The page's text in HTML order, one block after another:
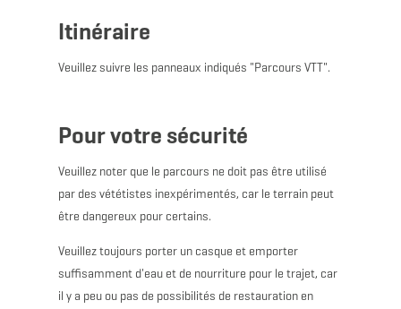
Itinéraire
Veuillez suivre les panneaux indiqués "Parcours VTT".
Pour votre sécurité
Veuillez noter que le parcours ne doit pas être utilisé
par des vététistes inexpérimentés, car le terrain peut
être dangereux pour certains.
Veuillez toujours porter un casque et emporter
suffisamment d'eau et de nourriture pour le trajet, car
il y a peu ou pas de possibilités de restauration en